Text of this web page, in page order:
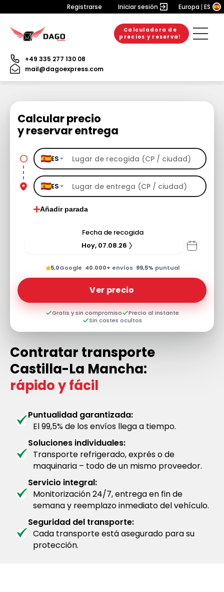
Registrarse Iniciar sesión Europa ES
Calculadora de
precios y reserva!
+49 335 277 130 08
mail@dagoexpress.com
Calcular precio
y reservar entrega
ES
ES
Añadir parada
Fecha de recogida
Hoy, 07.08.26
★5,0Google· 40.000+ envíos· 99,5% puntual
Ver precio
Gratis y sin compromiso
Precio al instante
Sin costes ocultos
Contratar transporte
Castilla-La Mancha:
rápido y fácil
Puntualidad garantizada:
El 99,5% de los envíos llega a tiempo.
Soluciones individuales:
Transporte refrigerado, exprés o de
maquinaria – todo de un mismo proveedor.
Servicio integral:
Monitorización 24/7, entrega en fin de
semana y reemplazo inmediato del vehículo.
Seguridad del transporte:
Cada transporte está asegurado para su
protección.